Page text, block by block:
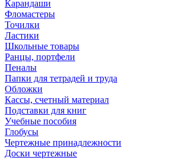
Карандаши
Фломастеры
Точилки
Ластики
Школьные товары
Ранцы, портфели
Пеналы
Папки для тетрадей и труда
Обложки
Кассы, счетный материал
Подставки для книг
Учебные пособия
Глобусы
Чертежные принадлежности
Доски чертежные